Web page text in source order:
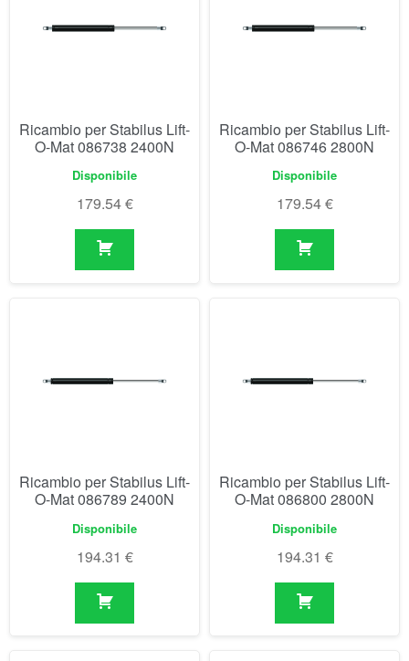
Ricambio per Stabilus Lift-
O-Mat 086738 2400N
Disponibile
179.54€
Ricambio per Stabilus Lift-
O-Mat 086746 2800N
Disponibile
179.54€
Ricambio per Stabilus Lift-
O-Mat 086789 2400N
Disponibile
194.31 €
Ricambio per Stabilus Lift-
O-Mat 086800 2800N
Disponibile
194.31 €